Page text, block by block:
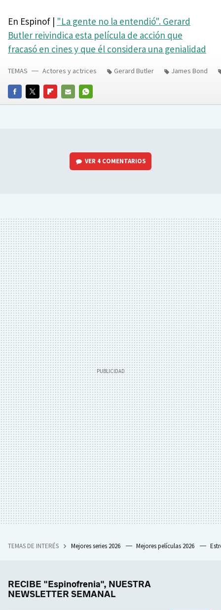
En Espinof | "La gente no la entendió". Gerard
Butler reivindica esta película de acción que
fracasó en cines y que él considera una genialidad
FACEBOOKTWITTERFLIPBOARD
E-
WHATSAPP
TEMAS Actores y actrices Gerard Butler James Bond
VER 4 COMENTARIOS
TEMAS DE INTERÉS Mejores series 2026 Mejores películas 2026
RECIBE "Espinofrenia", NUESTRA
NEWSLETTER SEMANAL